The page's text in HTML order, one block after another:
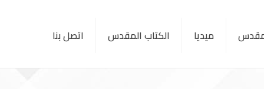
ميديا الكتاب المقدس اتصل بنا